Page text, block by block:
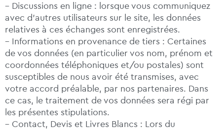
– Discussions en ligne : lorsque vous communiquez
avec d’autres utilisateurs sur le site, les données
relatives à ces échanges sont enregistrées.
– Informations en provenance de tiers : Certaines
de vos données (en particulier vos nom, prénom et
coordonnées téléphoniques et/ou postales) sont
susceptibles de nous avoir été transmises, avec
votre accord préalable, par nos partenaires. Dans
ce cas, le traitement de vos données sera régi par
les présentes stipulations.
– Contact, Devis et Livres Blancs : Lors du